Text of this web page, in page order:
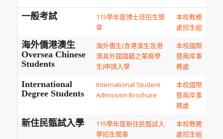
一般考試
115學年度博士班招生簡
章
本校教務
處招生組
海外僑港澳生
Oversea Chinese
Students
海外僑生(含港澳生及港
澳具外國國籍之華裔學
生)申請入學
本校國際
暨兩岸事
務處
International
Degree Students
International Student
Admission Brochure
本校國際
暨兩岸事
務處
新住民甄試入學
115學年度新住民甄試入
學招生簡章
本校教務
處招生組